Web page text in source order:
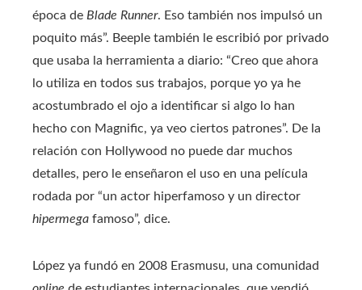
época de Blade Runner. Eso también nos impulsó un
poquito más”. Beeple también le escribió por privado
que usaba la herramienta a diario: “Creo que ahora
lo utiliza en todos sus trabajos, porque yo ya he
acostumbrado el ojo a identificar si algo lo han
hecho con Magnific, ya veo ciertos patrones”. De la
relación con Hollywood no puede dar muchos
detalles, pero le enseñaron el uso en una película
rodada por “un actor hiperfamoso y un director
hipermega famoso”, dice.
López ya fundó en 2008 Erasmusu, una comunidad